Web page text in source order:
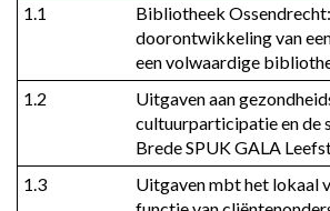
1.1
Bibliotheek Ossendrecht:
doorontwikkeling van
een volwaardige
1.2
Uitgaven aan
cultuurparticipatie en de
Brede SPUK GALA
1.3
Uitgaven mbt het lokaal